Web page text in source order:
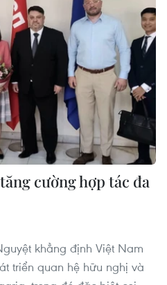
cường hợp tác đa
khẳng định Việt Nam
triển quan hệ hữu nghị và